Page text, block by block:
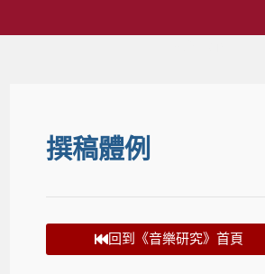
撰稿體例
回到《音樂研究》首頁